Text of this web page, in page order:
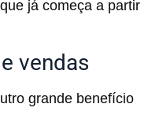
já começa a partir
vendas
grande benefício